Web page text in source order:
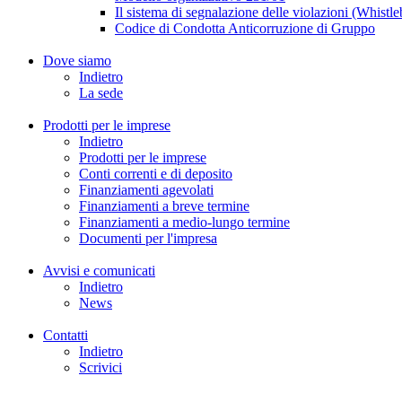
Il sistema di segnalazione delle violazioni
Codice di Condotta Anticorruzione di Gruppo
Dove siamo
Indietro
La sede
Prodotti per le imprese
Indietro
Prodotti per le imprese
Conti correnti e di deposito
Finanziamenti agevolati
Finanziamenti a breve termine
Finanziamenti a medio-lungo termine
Documenti per l'impresa
Avvisi e comunicati
Indietro
News
Contatti
Indietro
Scrivici